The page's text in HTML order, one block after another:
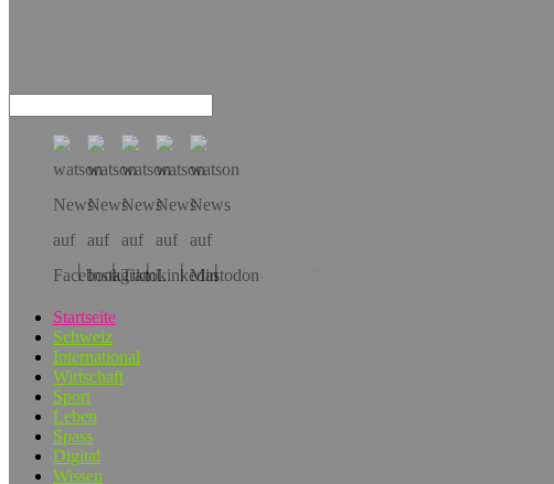
Hol dir die App!
Startseite
Schweiz
International
Wirtschaft
Sport
Leben
Spass
Digital
Wissen